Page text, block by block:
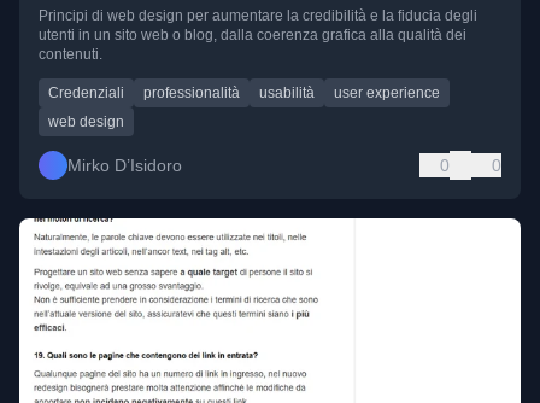
Principi di web design per aumentare la credibilità e la fiducia degli
utenti in un sito web o blog, dalla coerenza grafica alla qualità dei
contenuti.
Credenziali professionalità usabilità
user experience
web design
Mirko D’Isidoro 0 0